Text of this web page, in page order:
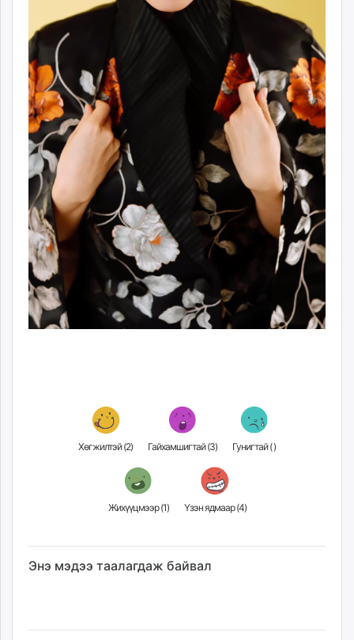
Хөгжилтэй (2) Гайхамшигтай (3) Гунигтай ()
Жихүүцмээр (1) Үзэн ядмаар (4)
Энэ мэдээ таалагдаж байвал